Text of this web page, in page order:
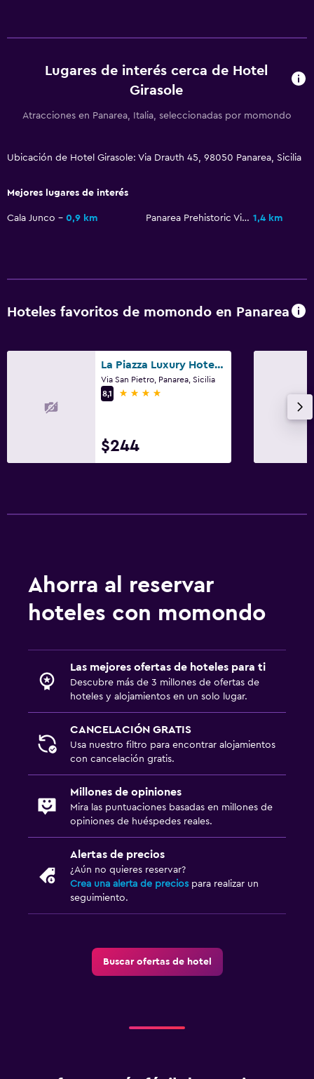
Terraza/patio
Lavandería
Escritorio
Servicios y facilidades
Check-in/check-out privado
Cuidado de niños o guardería
Actividades
Lugares de interés cerca de Hotel
Girasole
Atracciones en Panarea, Italia, seleccionadas por momondo
Ubicación de Hotel Girasole: Via Drauth 45, 98050 Panarea, Sicilia
Mejores lugares de interés
Cala Junco 0,9 km Panarea Prehistoric Village 1,4 km
Hoteles favoritos de momondo en Panarea
La Piazza Luxury Hotel & Spa
Via San Pietro, Panarea, Sicilia
8,1
4 estrellas
$244
Ahorra al reservar
hoteles con momondo
Las mejores ofertas de hoteles para ti
Descubre más de 3 millones de ofertas de
hoteles y alojamientos en un solo lugar.
CANCELACIÓN GRATIS
Usa nuestro filtro para encontrar alojamientos
con cancelación gratis.
Millones de opiniones
Mira las puntuaciones basadas en millones de
opiniones de huéspedes reales.
Alertas de precios
¿Aún no quieres reservar?
Crea una alerta de precios para realizar un
seguimiento.
Buscar ofertas de hotel